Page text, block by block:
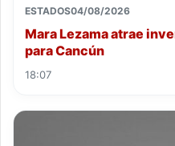
ESTADOS04/08/2026
Mara Lezama atrae
para Cancún
18:07